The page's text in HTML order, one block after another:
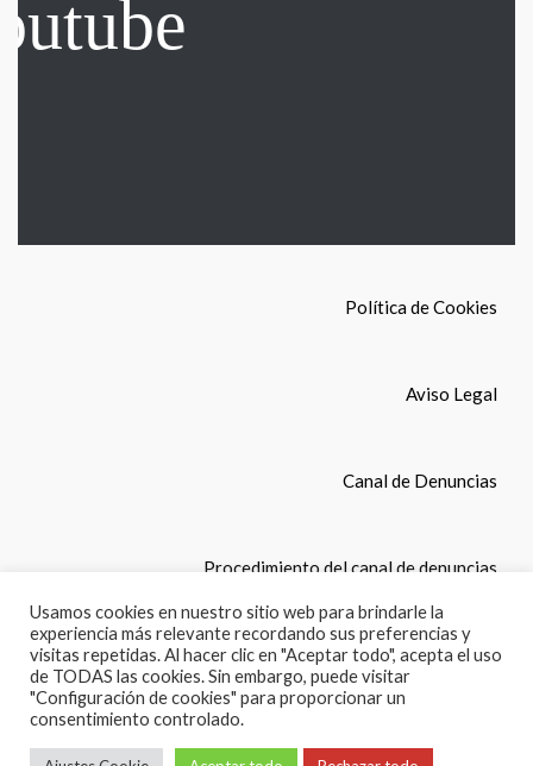
Política de Cookies
Aviso Legal
Canal de Denuncias
Procedimiento del canal de denuncias
© Copyright 2022. COLEGIO LEONES, S.L. Todos los
derechos reservados.
Usamos cookies en nuestro sitio web para brindarle la
experiencia más relevante recordando sus preferencias y
visitas repetidas. Al hacer clic en "Aceptar todo", acepta el uso
de TODAS las cookies. Sin embargo, puede visitar
"Configuración de cookies" para proporcionar un
consentimiento controlado.
English ( Inglés Español